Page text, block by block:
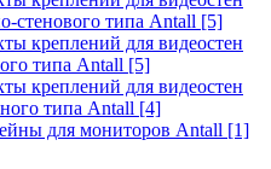
стенового типа Antall [5]
креплений для видеостен
типа Antall [5]
креплений для видеостен
типа Antall [4]
для мониторов Antall [1]